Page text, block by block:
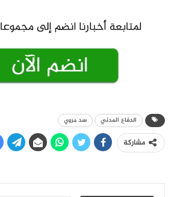
الدفاع المدني سد مروي
مشاركة